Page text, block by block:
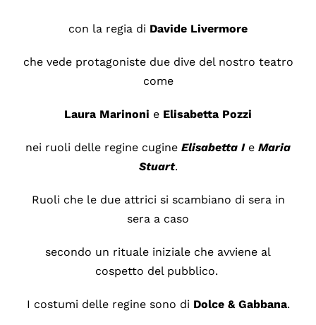
con la regia di Davide Livermore
che vede protagoniste due dive del nostro teatro
come
Laura Marinoni e Elisabetta Pozzi
nei ruoli delle regine cugine Elisabetta Ie Maria
Stuart.
Ruoli che le due attrici si scambiano di sera in
sera a caso
secondo un rituale iniziale che avviene al
cospetto del pubblico.
I costumi delle regine sono di Dolce & Gabbana.